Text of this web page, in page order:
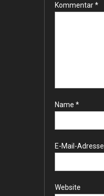
Kommentar*
Name *
E-Mail-Adresse
Website